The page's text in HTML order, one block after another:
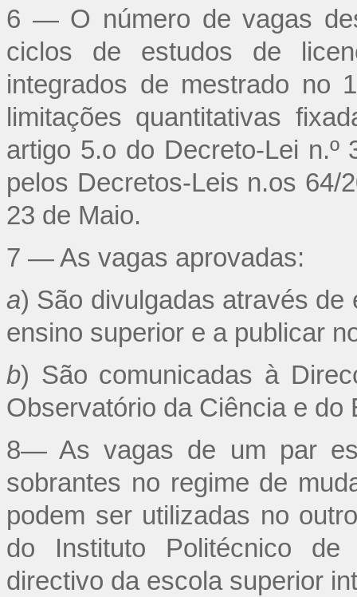
6 — O número de vagas
ciclos de estudos de
integrados de mestrado no
limitações quantitativas
artigo 5.o do Decreto-Lei n.º
pelos Decretos-Leis n.os 64/
23 de Maio.
7 — As vagas aprovadas:
a) São divulgadas através de
ensino superior e a publicar
b) São comunicadas à
Observatório da Ciência e do
8— As vagas de um par
sobrantes no regime de
podem ser utilizadas no
do Instituto Politécnico
directivo da escola superior